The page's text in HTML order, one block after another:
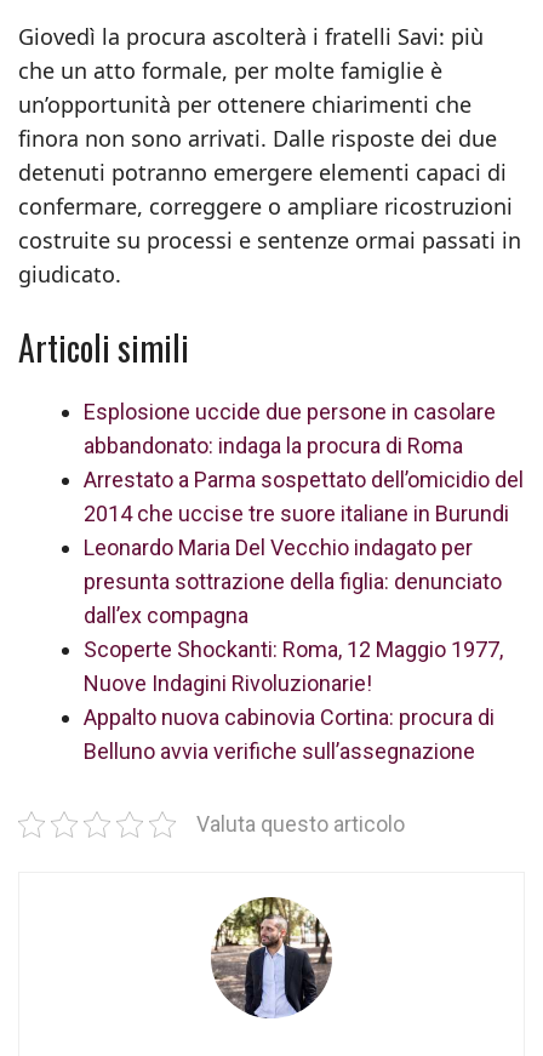
Giovedì la procura ascolterà i fratelli Savi: più
che un atto formale, per molte famiglie è
un’opportunità per ottenere chiarimenti che
finora non sono arrivati. Dalle risposte dei due
detenuti potranno emergere elementi capaci di
confermare, correggere o ampliare ricostruzioni
costruite su processi e sentenze ormai passati in
giudicato.
Articoli simili
Esplosione uccide due persone in casolare
abbandonato: indaga la procura di Roma
Arrestato a Parma sospettato dell’omicidio del
2014 che uccise tre suore italiane in Burundi
Leonardo Maria Del Vecchio indagato per
presunta sottrazione della figlia: denunciato
dall’ex compagna
Scoperte Shockanti: Roma, 12 Maggio 1977,
Nuove Indagini Rivoluzionarie!
Appalto nuova cabinovia Cortina: procura di
Belluno avvia verifiche sull’assegnazione
Valuta questo articolo